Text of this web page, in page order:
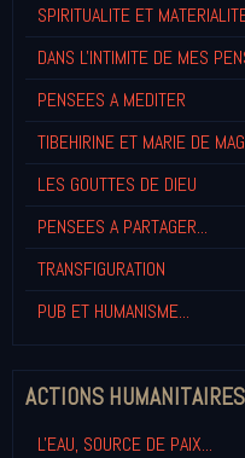
SPIRITUALITE ET
DANS L'INTIMITE DE MES
PENSEES A MEDITER
TIBEHIRINE ET MARIE DE
LES GOUTTES DE DIEU
PENSEES A PARTAGER...
TRANSFIGURATION
PUB ET HUMANISME...
ACTIONS
L'EAU, SOURCE DE PAIX...